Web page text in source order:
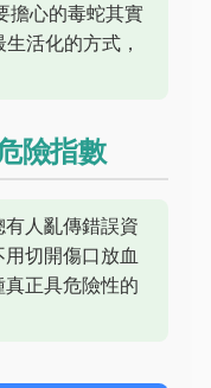
擔心的毒蛇其實
活化的方式，
險指數
人亂傳錯誤資
切開傷口放血
正具危險性的